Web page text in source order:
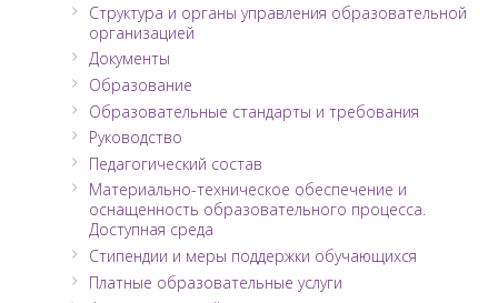
Структура и органы управления образовательной
организацией
Документы
Образование
Образовательные стандарты и требования
Руководство
Педагогический состав
Материально-техническое обеспечение и
оснащенность образовательного процесса.
Доступная среда
Стипендии и меры поддержки обучающихся
Платные образовательные услуги